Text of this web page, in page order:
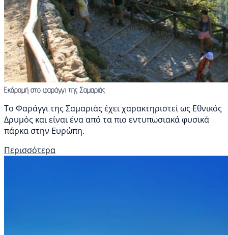
Εκδρομή στο φαράγγι της Σαμαριάς
Το Φαράγγι της Σαμαριάς έχει χαρακτηριστεί ως Εθνικός
Δρυμός και είναι ένα από τα πιο εντυπωσιακά φυσικά
πάρκα στην Ευρώπη.
Περισσότερα